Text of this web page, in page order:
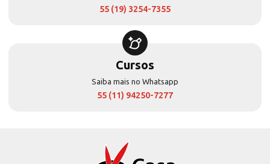
55 (19) 3254-7355
Cursos
Saiba mais no Whatsapp
55 (11) 94250-7277